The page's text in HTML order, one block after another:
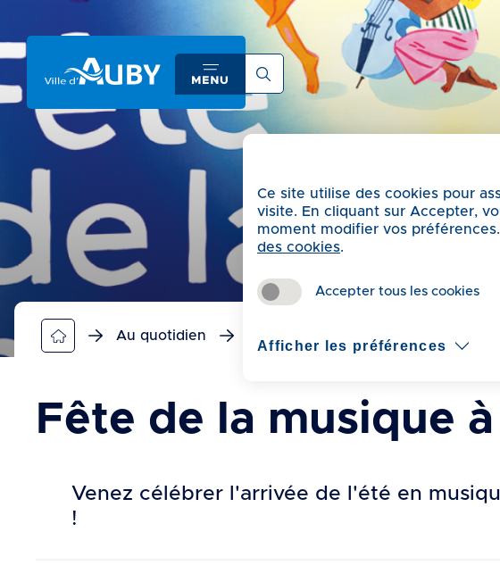
c
d
m
n
u
c
c
Au quotidien
Fête de la musique
Venez célébrer l'arrivée de l'été en
!
Ce site utilise des cookies pour
visite. En cliquant sur Accepter,
moment modifier vos
des cookies.
Accepter tous les cookies
Afficher les préférences